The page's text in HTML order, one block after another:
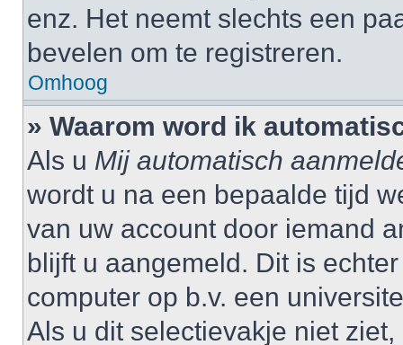
enz. Het neemt slechts een
bevelen om te registreren.
Omhoog
» Waarom word ik
Als u Mij automatisch
wordt u na een bepaalde tijd
van uw account door iemand
blijft u aangemeld. Dit is
computer op b.v. een
Als u dit selectievakje niet